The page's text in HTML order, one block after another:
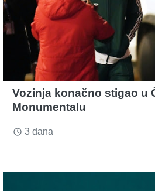
Vozinja konačno stigao u
Monumentalu
access_time 3 dana